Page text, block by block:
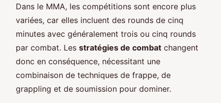
Dans le MMA, les compétitions sont encore plus
variées, car elles incluent des rounds de cinq
minutes avec généralement trois ou cinq rounds
par combat. Les stratégies de combat changent
donc en conséquence, nécessitant une
combinaison de techniques de frappe, de
grappling et de soumission pour dominer.